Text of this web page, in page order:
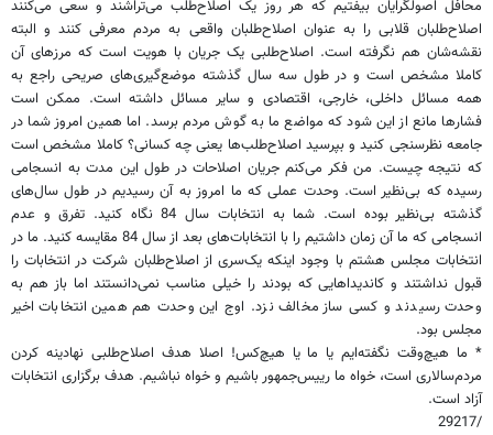
محافل اصولگرایان بیفتیم که هر روز یک اصلاح‌طلب می‌تراشند و سعی می‌کنند
اصلاح‌طلبان قلابی را به عنوان اصلاح‌طلبان واقعی به مردم معرفی کنند و البته
نقشه‌شان هم نگرفته است. اصلاح‌طلبی یک جریان با هویت است که مرزهای آن
کاملا مشخص است و در طول سه سال گذشته موضع‌گیری‌های صریحی راجع به
همه مسائل داخلی، خارجی، اقتصادی و سایر مسائل داشته است. ممکن است
فشارها مانع از این شود که مواضع ما به گوش مردم برسد. اما همین امروز شما در
جامعه نظرسنجی کنید و بپرسید اصلاح‌طلب‌ها یعنی چه کسانی؟ کاملا مشخص است
که نتیجه چیست. من فکر می‌کنم جریان اصلاحات در طول این مدت به انسجامی
رسیده که بی‌نظیر است. وحدت عملی که ما امروز به آن رسیدیم در طول سال‌های
گذشته بی‌نظیر بوده است. شما به انتخابات سال 84 نگاه کنید. تفرق و عدم
انسجامی که ما آن زمان داشتیم را با انتخابات‌های بعد از سال 84 مقایسه کنید. ما در
انتخابات مجلس هشتم با وجود اینکه یک‌سری از اصلاح‌طلبان شرکت در انتخابات را
قبول نداشتند و کاندیداهایی که بودند را خیلی مناسب نمی‌دانستند اما باز هم به
وحدت رسیدند و کسی ساز مخالف نزد. اوج این وحدت هم همین انتخابات اخیر
مجلس بود.
* ما هیچ‌وقت نگفته‌ایم یا ما یا هیچ‌کس! اصلا هدف اصلاح‌طلبی نهادینه کردن
مردم‌سالاری است، خواه ما رییس‌جمهور باشیم و خواه نباشیم. هدف برگزاری انتخابات
آزاد است.
/29217